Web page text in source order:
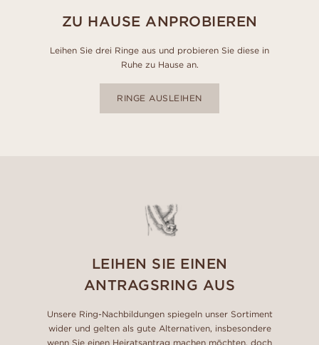
ZU HAUSE ANPROBIEREN
Leihen Sie drei Ringe aus und probieren Sie diese in
Ruhe zu Hause an.
RINGE AUSLEIHEN
LEIHEN SIE EINEN
ANTRAGSRING AUS
Unsere Ring-Nachbildungen spiegeln unser Sortiment
wider und gelten als gute Alternativen, insbesondere
wenn Sie einen Heiratsantrag machen möchten, doch